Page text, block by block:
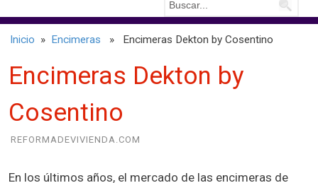
Inicio » Encimeras » Encimeras Dekton by Cosentino
Encimeras Dekton by
Cosentino
REFORMADEVIVIENDA.COM
En los últimos años, el mercado de las encimeras de